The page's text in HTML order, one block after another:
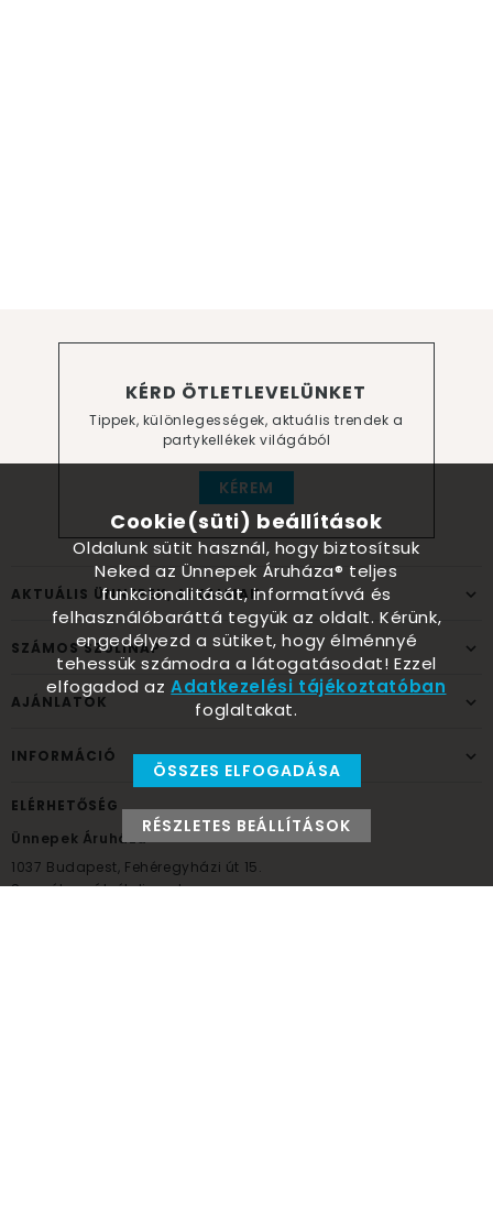
KÉRD ÖTLETLEVELÜNKET
Tippek, különlegességek, aktuális trendek a
partykellékek világából
KÉREM
AKTUÁLIS ÜNNEPEK, ALKALMAK
SZÁMOS SZÜLINAP
AJÁNLATOK
INFORMÁCIÓ
ELÉRHETŐSÉG
Ünnepek Áruháza
1037 Budapest, Fehéregyházi út 15.
Személyes átvételi pont
Cookie(süti) beállítások
Oldalunk sütit használ, hogy biztosítsuk
Neked az Ünnepek Áruháza® teljes
funkcionalitását, informatívvá és
felhasználóbaráttá tegyük az oldalt. Kérünk,
engedélyezd a sütiket, hogy élménnyé
tehessük számodra a látogatásodat! Ezzel
elfogadod azAdatkezelési tájékoztatóban
foglaltakat.
ÖSSZES ELFOGADÁSA
RÉSZLETES BEÁLLÍTÁSOK